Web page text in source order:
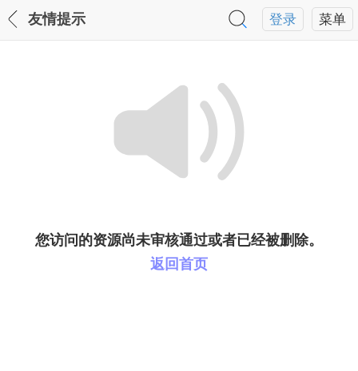
菜单
登录
友情提示
您访问的资源尚未审核通过或者已经被删除。
返回首页